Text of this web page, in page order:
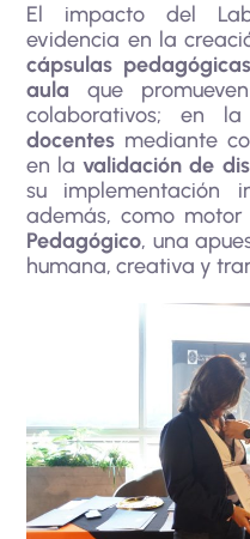
El impacto del
evidencia en la
cápsulas
aula que
colaborativos; en la
docentes mediante
en lavalidación de
su implementación
además, como motor
Pedagógico, una
humana, creativa y